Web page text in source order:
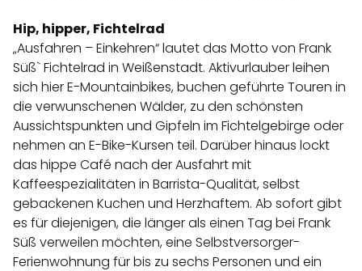
Hip, hipper, Fichtelrad
„Ausfahren – Einkehren“ lautet das Motto von Frank
Süß` Fichtelrad in Weißenstadt. Aktivurlauber leihen
sich hier E-Mountainbikes, buchen geführte Touren in
die verwunschenen Wälder, zu den schönsten
Aussichtspunkten und Gipfeln im Fichtelgebirge oder
nehmen an E-Bike-Kursen teil. Darüber hinaus lockt
das hippe Café nach der Ausfahrt mit
Kaffeespezialitäten in Barrista-Qualität, selbst
gebackenen Kuchen und Herzhaftem. Ab sofort gibt
es für diejenigen, die länger als einen Tag bei Frank
Süß verweilen möchten, eine Selbstversorger-
Ferienwohnung für bis zu sechs Personen und ein